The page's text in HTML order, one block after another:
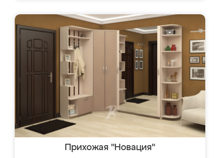
Прихожая "Новация"